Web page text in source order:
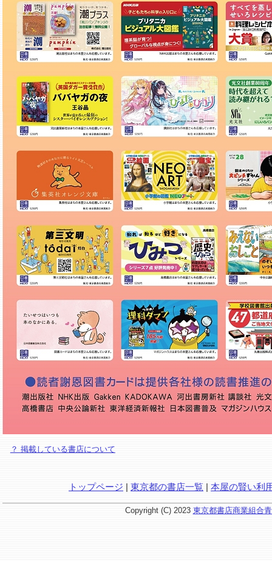
？ 掲載している書店について
トップページ | 東京都の書店一覧 | 本屋の賢い利
Copyright (C) 2023 東京都書店商業組合